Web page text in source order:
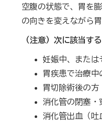
空腹の状態で、胃を
の向きを変えながら
（注意）次に該当す
妊娠中、または
胃疾患で治療中
胃切除術後の方
消化管の閉塞・
消化管出血（吐